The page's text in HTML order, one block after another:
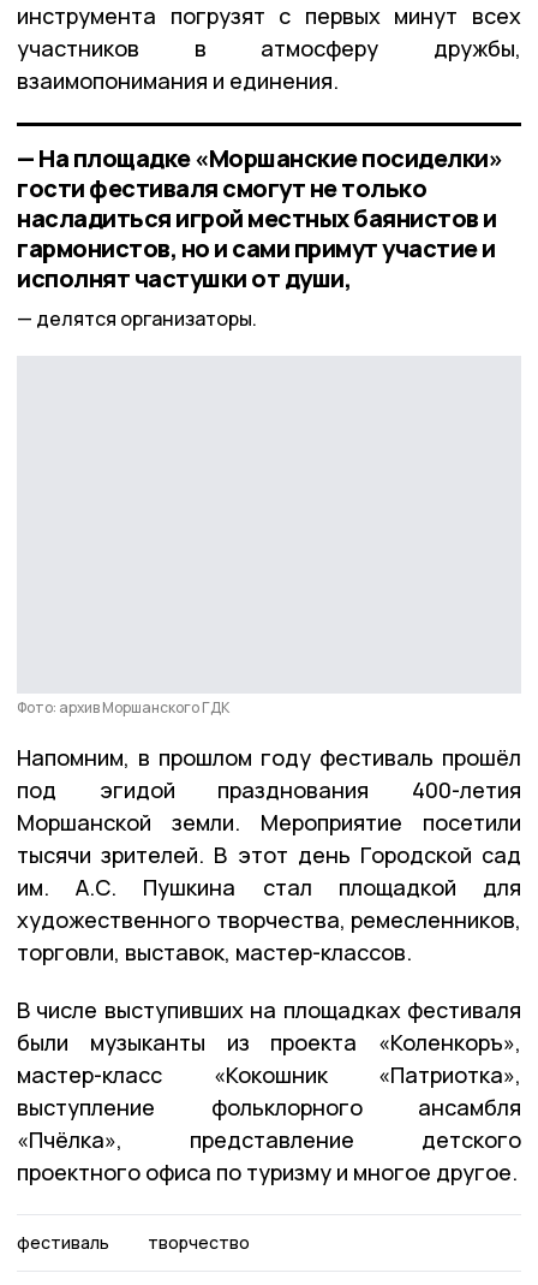
инструмента погрузят с первых минут всех
участников в атмосферу дружбы,
взаимопонимания и единения.
— На площадке «Моршанские посиделки»
гости фестиваля смогут не только
насладиться игрой местных баянистов и
гармонистов, но и сами примут участие и
исполнят частушки от души,
делятся организаторы.
Фото: архив Моршанского ГДК
Напомним, в прошлом году фестиваль прошëл
под эгидой празднования 400-летия
Моршанской земли. Мероприятие посетили
тысячи зрителей. В этот день Городской сад
им. А.С. Пушкина стал площадкой для
художественного творчества, ремесленников,
торговли, выставок, мастер-классов.
В числе выступивших на площадках фестиваля
были музыканты из проекта «Коленкоръ»,
мастер-класс «Кокошник «Патриотка»,
выступление фольклорного ансамбля
«Пчёлка», представление детского
проектного офиса по туризму и многое другое.
фестиваль творчество